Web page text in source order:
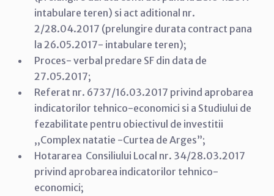
intabulare teren) si act aditional nr.
2/28.04.2017 (prelungire durata contract pana
la 26.05.2017- intabulare teren);
Proces- verbal predare SF din data de
27.05.2017;
Referat nr. 6737/16.03.2017 privind aprobarea
indicatorilor tehnico-economici si a Studiului de
fezabilitate pentru obiectivul de investitii
,,Complex natatie -Curtea de Arges”;
Hotararea Consiliului Local nr. 34/28.03.2017
privind aprobarea indicatorilor tehnico-
economici;